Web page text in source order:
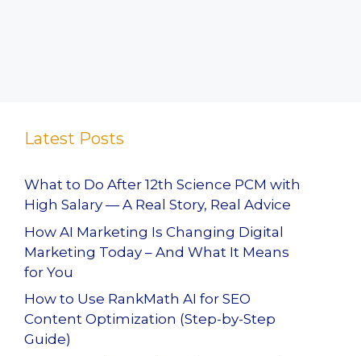
Latest Posts
What to Do After 12th Science PCM with
High Salary — A Real Story, Real Advice
How AI Marketing Is Changing Digital
Marketing Today – And What It Means
for You
How to Use RankMath AI for SEO
Content Optimization (Step-by-Step
Guide)